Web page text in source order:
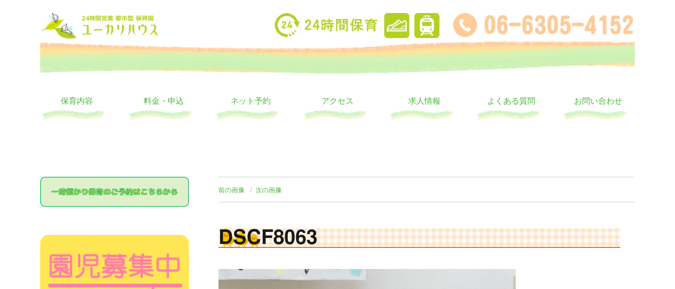
24時間託児所 ユーカリハウス
大阪の24時間託児所 ユーカリハウス 月極 一時保育 一時預かり
保育内容 料金・申込 ネット予約 アクセス 求人情報 よくある質問 お問い合わせ
前の画像 次の画像
DSCF8063